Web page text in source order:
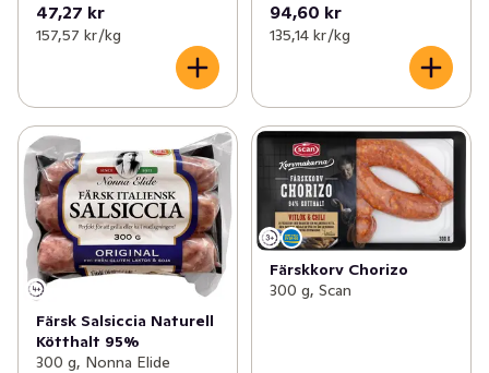
47,27 kr
157,57 kr /kg
94,60 kr
135,14 kr /kg
Färsk Salsiccia Naturell
Kötthalt 95%
300 g, Nonna Elide
Färskkorv Chorizo
300 g, Scan